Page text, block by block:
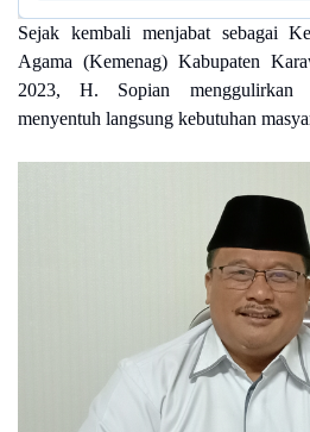
Sejak kembali menjabat sebagai
Agama (Kemenag) Kabupaten
2023, H. Sopian menggulirkan
menyentuh langsung kebutuhan